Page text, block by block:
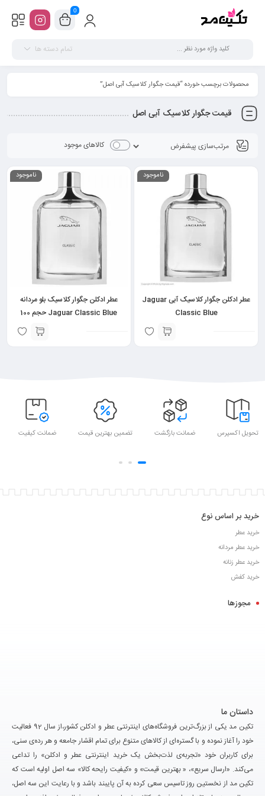
0
تمام دسته ها
محصولات برچسب خورده “قیمت جگوار کلاسیک آبی اصل”
قیمت جگوار کلاسیک آبی اصل
کالاهای موجود
ناموجود
عطر ادکلن جگوار کلاسیک آبی Jaguar
Classic Blue
ناموجود
عطر ادکلن جگوار کلاسیک بلو مردانه
Jaguar Classic Blue حجم 100
تحویل اکسپرس ضمانت بازگشت تضمین بهترین قیمت ضمانت کیفیت
خرید بر اساس نوع
خرید عطر
خرید عطر مردانه
خرید عطر زنانه
خرید کفش
مجوزها
داستان ما
تکین مد یکی از بزرگ‌ترین فروشگاه‌های اینترنتی عطر و ادکلن کشور،از سال 92 فعالیت
خود را آغاز نموده و با گستره‌ای از کالاهای متنوع برای تمام اقشار جامعه و هر رده‌ی سنی،
برای کاربران خود «تجربه‌ی لذت‌بخش یک خرید اینترنتی عطر و ادکلن» را تداعی
می‌کند. «ارسال سریع»، « بهترین قیمت» و «کیفیت رایحه کالا» سه اصل اولیه است که
تکین مد از نخستین روز تاسیس سعی کرده به آن پایبند باشد و با رعایت این سه اصل،